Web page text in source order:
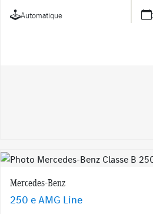
Automatique
Mercedes-Benz
250 e AMG Line